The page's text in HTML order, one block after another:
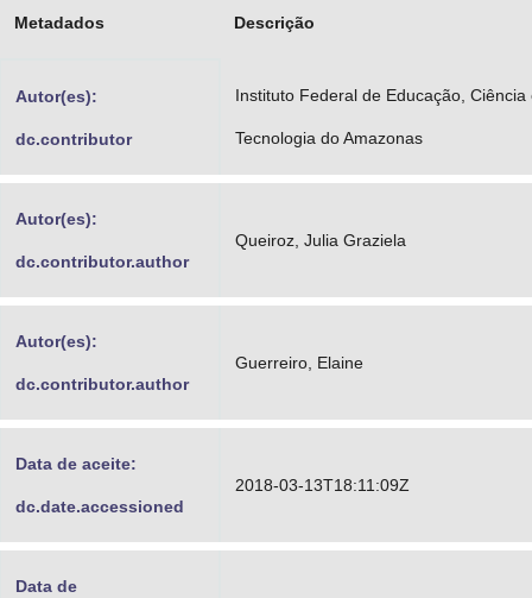
Advocacia-Geral da União
Metadados Descrição
Autor(es):
dc.contributor
Instituto Federal de Educação, Ciência
Tecnologia do Amazonas
Autor(es):
dc.contributor.author
Queiroz, Julia Graziela
Autor(es):
dc.contributor.author
Guerreiro, Elaine
Data de aceite:
dc.date.accessioned
2018-03-13T18:11:09Z
Data de